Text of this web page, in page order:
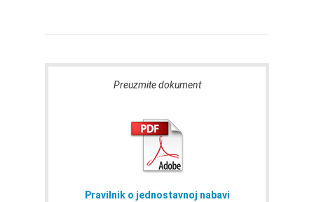
Preuzmite dokument
Pravilnik o jednostavnoj nabavi